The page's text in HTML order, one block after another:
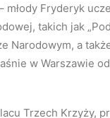
Fryderyk
takich jak
Narodowym, a
w Warszawie
Trzech Krzyży,